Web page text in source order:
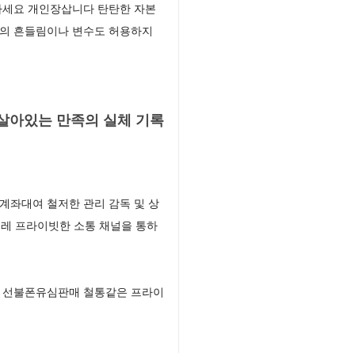
요 개인장삽니다 탄탄한 자본
흔들림이나 변수도 허용하지
아있는 만족의 실체 기록
좌대여 철저한 관리 감독 및 상
프라이빗한 소통 채널을 통하
불폰유심판매 철통같은 프라이